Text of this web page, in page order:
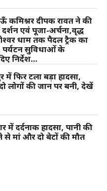
कमिश्नर दीपक रावत ने की
एवं पूजा-अर्चना,वृद्ध
धाम तक पैदल ट्रैक का
पर्यटन सुविधाओं के
निर्देश…
में फिर टला बड़ा हादसा,
लोगों की जान पर बनी, देखें
में दर्दनाक हादसा, पानी की
मां और दो बेटों की मौत